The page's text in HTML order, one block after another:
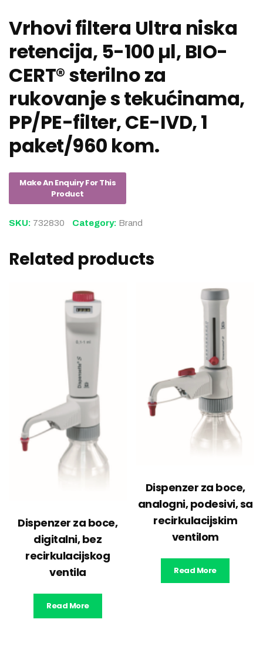
Vrhovi filtera Ultra niska
retencija, 5-100 µl, BIO-
CERT® sterilno za
rukovanje s tekućinama,
PP/PE-filter, CE-IVD, 1
paket/960 kom.
SKU: 732830 Category: Brand
Related products
Dispenzer za boce,
digitalni, bez
recirkulacijskog
ventila
Read More
Dispenzer za boce,
analogni, podesivi, sa
recirkulacijskim
ventilom
Read More